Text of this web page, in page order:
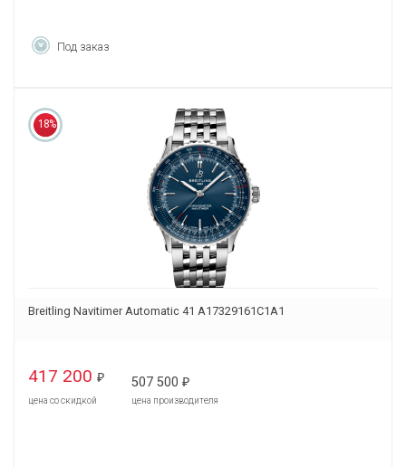
Под заказ
18%
Breitling Navitimer Automatic 41 A17329161C1A1
417 200 ₽
цена со скидкой
507 500 ₽
цена производителя